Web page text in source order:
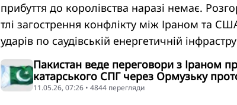
прибуття до королівства наразі немає.
тлі загострення конфлікту між Іраном та
ударів по саудівській енергетичній
Пакистан веде переговори з Іраном
катарського СПГ через Ормузьку
11.05.26, 07:26 • 4844 перегляди